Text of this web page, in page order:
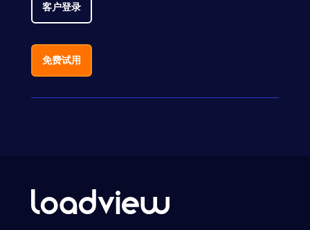
客户登录
免费试用